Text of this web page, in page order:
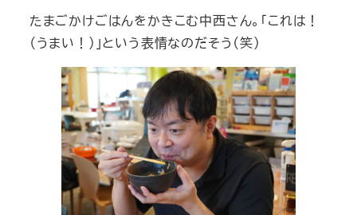
たまごかけごはんをかきこむ中西さん。「これは！
（うまい！）」という表情なのだそう（笑）